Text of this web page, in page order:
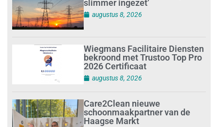
slimmer ingezet’
augustus 8, 2026
Wiegmans Facilitaire Diensten
bekroond met Trustoo Top Pro
2026 Certificaat
augustus 8, 2026
Care2Clean nieuwe
schoonmaakpartner van de
Haagse Markt